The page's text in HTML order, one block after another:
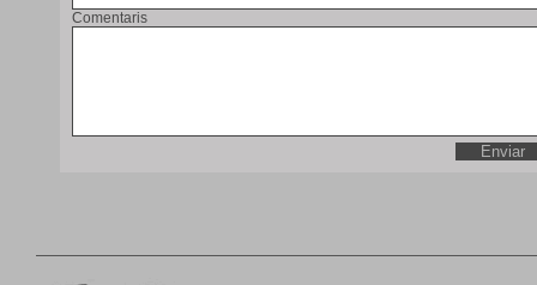
Comentaris